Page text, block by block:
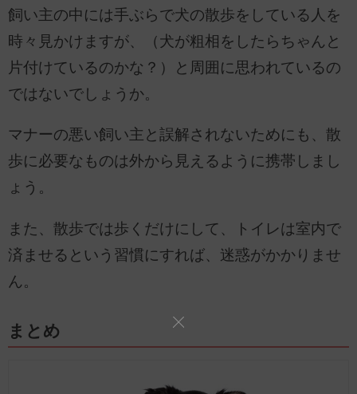
飼い主の中には手ぶらで犬の散歩をしている人を
時々見かけますが、（犬が粗相をしたらちゃんと
片付けているのかな？）と周囲に思われているの
ではないでしょうか。
マナーの悪い飼い主と誤解されないためにも、散
歩に必要なものは外から見えるように携帯しまし
ょう。
また、散歩では歩くだけにして、トイレは室内で
済ませるという習慣にすれば、迷惑がかかりませ
ん。
まとめ